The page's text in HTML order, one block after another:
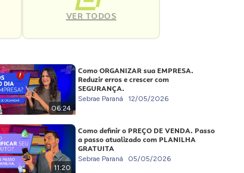
VER TODOS
06:24
Como ORGANIZAR sua EMPRESA.
Reduzir erros e crescer com
SEGURANÇA.
Sebrae Paraná 12/05/2026
11:20
Como definir o PREÇO DE VENDA. Passo
a passo atualizado com PLANILHA
GRATUITA
Sebrae Paraná 05/05/2026